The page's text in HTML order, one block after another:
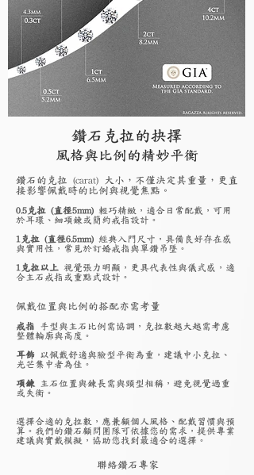
鑽石克拉的抉擇
風格與比例的精妙平衡
鑽石的克拉 (carat) 大小，不僅決定其重量，更直
接影響佩戴時的比例與視覺焦點。
0.5克拉 (直徑5mm) 輕巧精緻，適合日常配戴，可用
於耳環、細項鍊或簡約戒指設計。
1克拉 (直徑6.5mm) 經典入門尺寸，具備良好存在感
與實用性，常見於訂婚戒指與單鑽吊墜。
1克拉以上 視覺張力明顯，更具代表性與儀式感，適
合主石戒指或重點式設計。
佩戴位置與比例的搭配亦需考量
戒指 手型與主石比例需協調，克拉數越大越需考慮
整體輪廓與高度。
耳飾 以佩戴舒適與臉型平衡為重，建議中小克拉、
光芒集中者為佳。
項鍊 主石位置與鍊長需與頸型相稱，避免視覺過重
或失衡。
選擇合適的克拉數，應兼顧個人風格、配戴習慣與預
算。我們的鑽石顧問團隊可依據您的需求，提供專業
建議與實戴模擬，協助您找到最適合的選擇。
聯絡鑽石專家